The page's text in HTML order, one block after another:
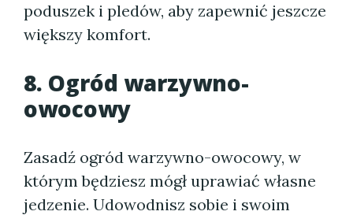
poduszek i pledów, aby zapewnić jeszcze
większy komfort.
8. Ogród warzywno-
owocowy
Zasadź ogród warzywno-owocowy, w
którym będziesz mógł uprawiać własne
jedzenie. Udowodnisz sobie i swoim